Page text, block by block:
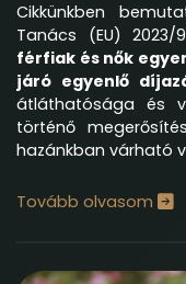
Cikkünkben
Tanács (EU) 2023/
férfiak és nők
járó egyenlő
átláthatósága és
történő
hazánkban várható
Tovább olvasom